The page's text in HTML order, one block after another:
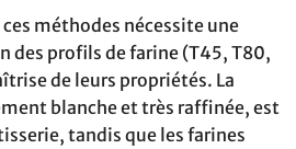
méthodes nécessite une
des profils de farine (T45, T80,
de leurs propriétés. La
blanche et très raffinée, est
tandis que les farines